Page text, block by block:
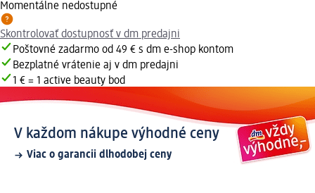
Momentálne nedostupné
Skontrolovať dostupnosť v dm predajni
Poštovné zadarmo od 49 € s dm e-shop kontom
Bezplatné vrátenie aj v dm predajni
1 € = 1 active beauty bod
V každom nákupe výhodné ceny
Viac o garancii dlhodobej ceny